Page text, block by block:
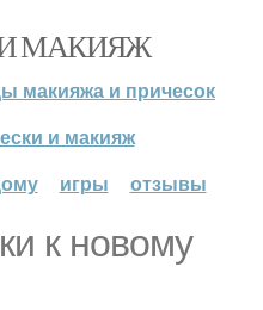
МАКИЯЖ
макияжа и причесок
и макияж
игры отзывы
к новому